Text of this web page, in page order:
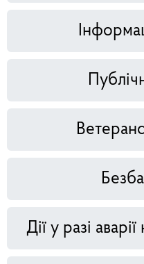
Дії у разі